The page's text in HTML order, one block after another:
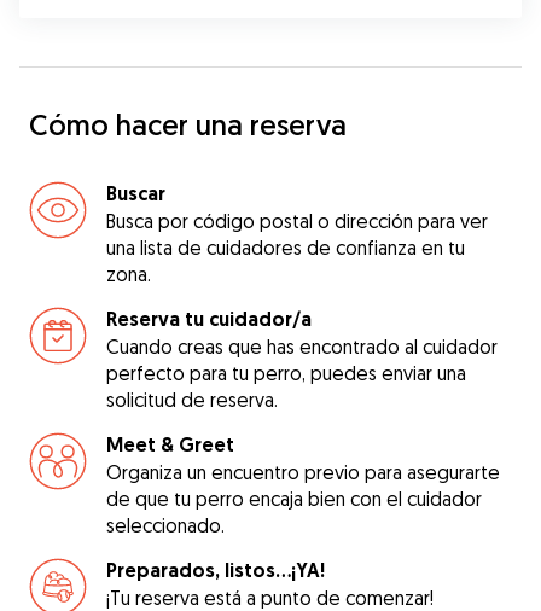
Cómo hacer una reserva
Buscar
Busca por código postal o dirección para ver
una lista de cuidadores de confianza en tu
zona.
Reserva tu cuidador/a
Cuando creas que has encontrado al cuidador
perfecto para tu perro, puedes enviar una
solicitud de reserva.
Meet & Greet
Organiza un encuentro previo para asegurarte
de que tu perro encaja bien con el cuidador
seleccionado.
Preparados, listos...¡YA!
¡Tu reserva está a punto de comenzar!